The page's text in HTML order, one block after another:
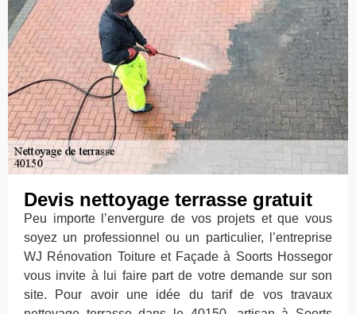
Devis nettoyage terrasse gratuit
Peu importe l’envergure de vos projets et que vous
soyez un professionnel ou un particulier, l’entreprise
WJ Rénovation Toiture et Façade à Soorts Hossegor
vous invite à lui faire part de votre demande sur son
site. Pour avoir une idée du tarif de vos travaux